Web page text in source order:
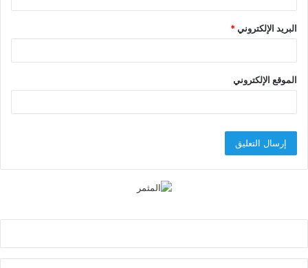
البريد الإلكتروني*
الموقع الإلكتروني